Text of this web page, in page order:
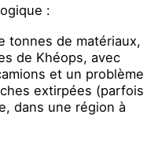
:
tonnes de matériaux,
de Khéops, avec
et un problème
extirpées (parfois
dans une région à